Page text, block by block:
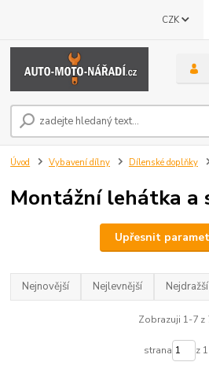
CZK
Úvod Vybavení dílny Dílenské doplňky
Montážní lehátka a
Upřesnit
Nejnovější Nejlevnější Nejdražší
Zobrazuji 1-7 z
strana z 1